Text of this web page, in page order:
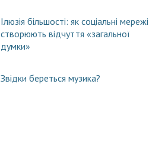
Ілюзія більшості: як соціальні мережі
створюють відчуття «загальної
думки»
Звідки береться музика?